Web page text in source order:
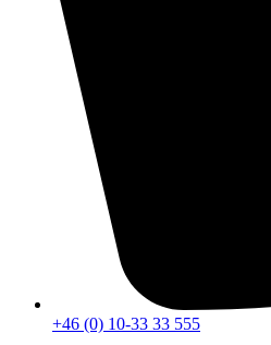
+46 (0) 10-33 33 555